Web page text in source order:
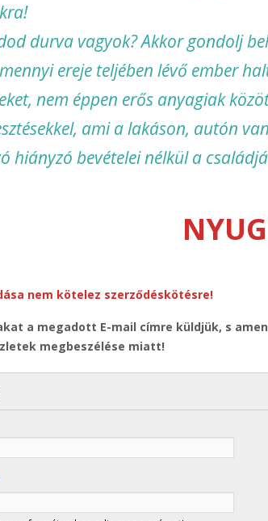
durva vagyok? Akkor gondolj
ereje teljében lévő ember
nem éppen erős anyagiak
ami a lakáson, autón
hiányzó bevételei nélkül a
nem kötelez szerződéskötésre!
a megadott E-mail címre küldjük, s
megbeszélése miatt!